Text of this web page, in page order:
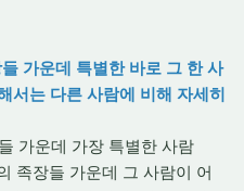
가운데 특별한 바로 그 한 사
서는 다른 사람에 비해 자세히
가운데 가장 특별한 사람
족장들 가운데 그 사람이 어